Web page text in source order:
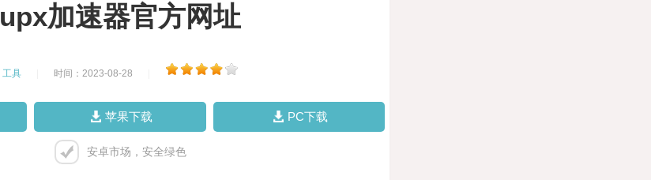
upx加速器官方网址
工具 时间：2023-08-28
苹果下载 PC下载
安卓市场，安全绿色